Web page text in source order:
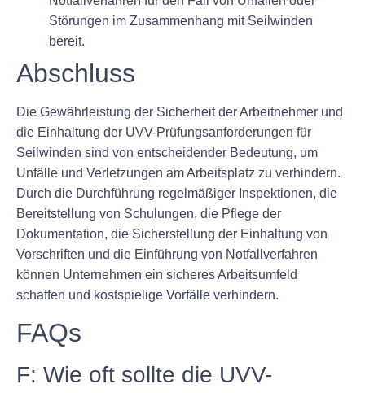
Störungen im Zusammenhang mit Seilwinden
bereit.
Abschluss
Die Gewährleistung der Sicherheit der Arbeitnehmer und
die Einhaltung der UVV-Prüfungsanforderungen für
Seilwinden sind von entscheidender Bedeutung, um
Unfälle und Verletzungen am Arbeitsplatz zu verhindern.
Durch die Durchführung regelmäßiger Inspektionen, die
Bereitstellung von Schulungen, die Pflege der
Dokumentation, die Sicherstellung der Einhaltung von
Vorschriften und die Einführung von Notfallverfahren
können Unternehmen ein sicheres Arbeitsumfeld
schaffen und kostspielige Vorfälle verhindern.
FAQs
F: Wie oft sollte die UVV-